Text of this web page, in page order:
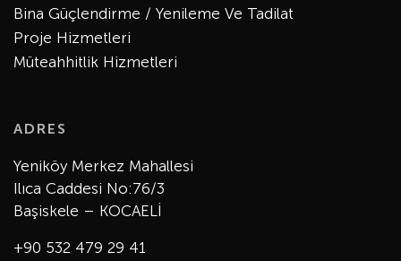
Bina Güçlendirme / Yenileme Ve Tadilat
Proje Hizmetleri
Müteahhitlik Hizmetleri
ADRES
Yeniköy Merkez Mahallesi
Ilıca Caddesi No:76/3
Başiskele – KOCAELİ
+90 532 479 29 41